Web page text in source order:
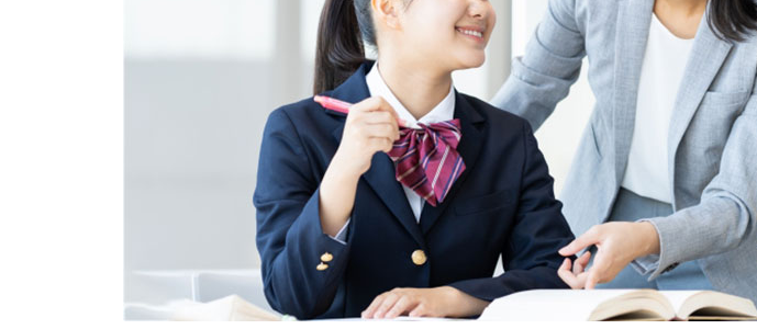
問合せ
横浜市/青葉区
問合せ
横浜市/青葉区
横浜市/青葉区
鶴ヶ峰校
横浜市/旭区